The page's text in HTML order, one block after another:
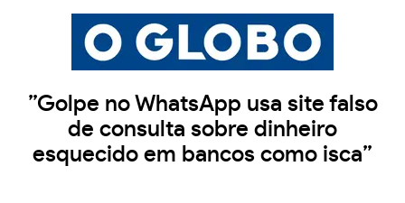
”Golpe no WhatsApp usa site falso
de consulta sobre dinheiro
esquecido em bancos como isca”